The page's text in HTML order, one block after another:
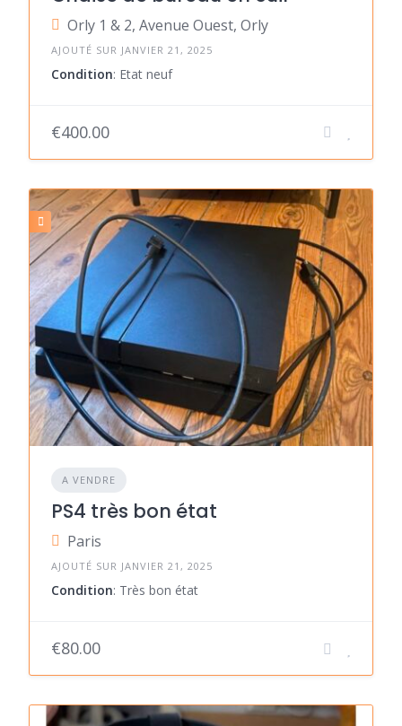
Orly 1 & 2, Avenue Ouest, Orly
AJOUTÉ SUR JANVIER 21, 2025
Condition: Etat neuf
€400.00
A VENDRE
PS4 très bon état
Paris
AJOUTÉ SUR JANVIER 21, 2025
Condition: Très bon état
€80.00